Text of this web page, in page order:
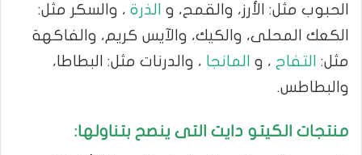
الحبوب مثل: الأرز، والقمح، و الذرة ، والسكر مثل:
الكعك المحلى، والكيك، والآيس كريم، والفاكهة
مثل: التفاح ، و المانجا ، والدرنات مثل: البطاطا،
والبطاطس.
منتجات الكيتو دايت التى ينصح بتناولها: